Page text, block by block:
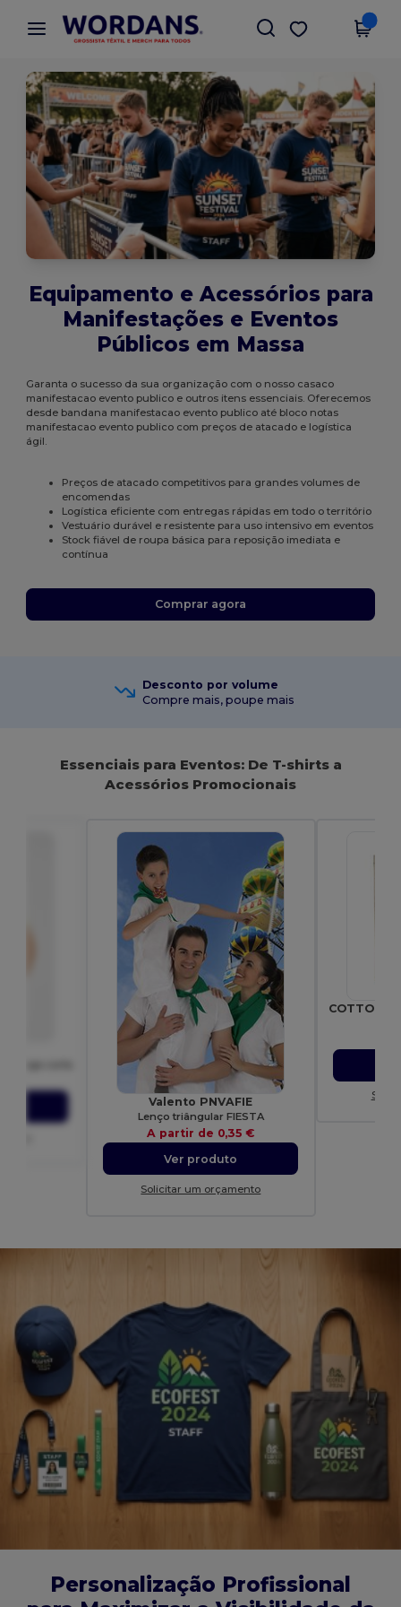
× App Wordans
Melhores preços na app!
Obter app
Equipamento e Acessórios para
Manifestações e Eventos
Públicos em Massa
Garanta o sucesso da sua organização com o nosso casaco
manifestacao evento publico e outros itens essenciais. Oferecemos
desde bandana manifestacao evento publico até bloco notas
manifestacao evento publico com preços de atacado e logística
ágil.
Preços de atacado competitivos para grandes volumes de
encomendas
Logística eficiente com entregas rápidas em todo o território
Vestuário durável e resistente para uso intensivo em eventos
Stock fiável de roupa básica para reposição imediata e
contínua
Comprar agora
Desconto por volume
Compre mais, poupe mais
Essenciais para Eventos: De T-shirts a
Acessórios Promocionais
Valento PNVAFIE
Lenço triângular FIESTA
A partir de 0,35 €
Ver produto
Solicitar um orçamento
Personalização Profissional